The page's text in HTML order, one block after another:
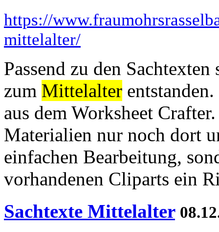
https://
mittelalter/
Passend zu den
zum Mittelalter
aus dem Worksheet
Materialien nur noch dort
einfachen Bearbeitung,
vorhandenen Cliparts ein
Sachtexte Mittelalter